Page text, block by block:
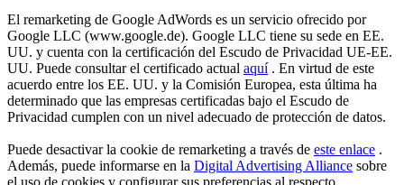
El remarketing de Google AdWords es un servicio ofrecido por
Google LLC (www.google.de). Google LLC tiene su sede en EE.
UU. y cuenta con la certificación del Escudo de Privacidad UE-EE.
UU. Puede consultar el certificado actual aquí. En virtud de este
acuerdo entre los EE. UU. y la Comisión Europea, esta última ha
determinado que las empresas certificadas bajo el Escudo de
Privacidad cumplen con un nivel adecuado de protección de datos.
Puede desactivar la cookie de remarketing a través de este enlace .
Además, puede informarse en la Digital Advertising Alliance sobre
el uso de cookies y configurar sus preferencias al respecto.